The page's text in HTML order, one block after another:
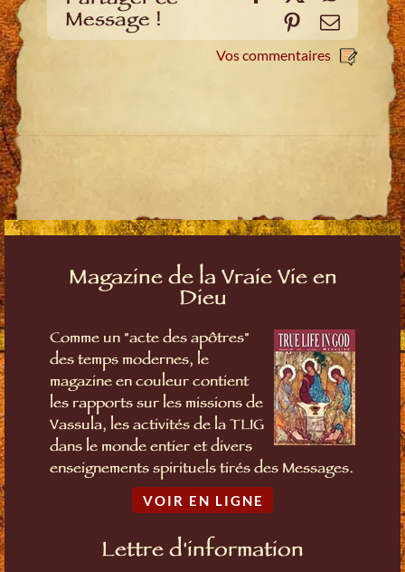
Message !
Pinterest
E-
mail
Vos commentaires
Magazine de la Vraie Vie en
Dieu
Comme un "acte des apôtres"
des temps modernes, le
magazine en couleur contient
les rapports sur les missions de
Vassula, les activités de la TLIG
dans le monde entier et divers
enseignements spirituels tirés des Messages.
VOIR EN LIGNE
Lettre d'information